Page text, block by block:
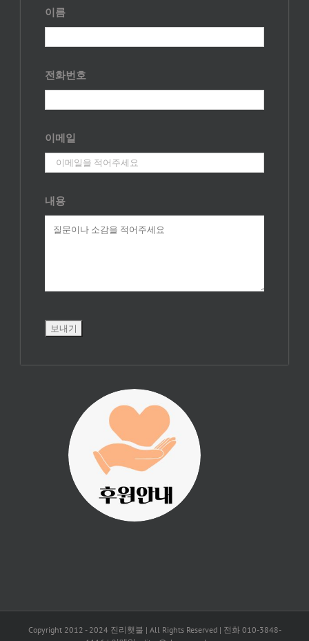
이름
전화번호
이메일
내용
진리횃불 사역은
여러분의 후원으
로 이루어집니다.
Copyright 2012 - 2024 진리횃불 | All Rights Reserved | 전화 010-3848-